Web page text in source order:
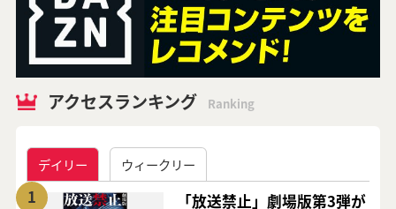
アクセスランキング Ranking
デイリー ウィークリー
1
「放送禁止」劇場版第3弾が